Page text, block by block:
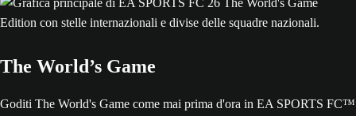
The World’s Game
Goditi The World's Game come mai prima d'ora in EA SPORTS FC™